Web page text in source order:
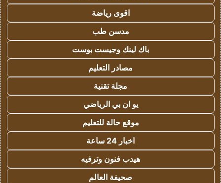
اقوى رياضة
مدسن طب
باك لينك وجيست بوست
مصادر التعليم
مجلة تقنية
يو ان بي الرياضي
موقع حالة للتعليم
اخبار 24 ساعة
هيدب فنون وترفيه
صحيفة العالم